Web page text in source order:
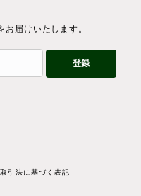
届けいたします。
登録
引法に基づく表記